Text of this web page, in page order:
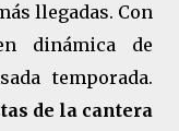
llegadas. Con
dinámica de
temporada.
de la cantera